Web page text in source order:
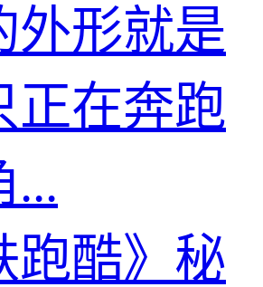
外形就是
正在奔跑
...
跑酷》秘